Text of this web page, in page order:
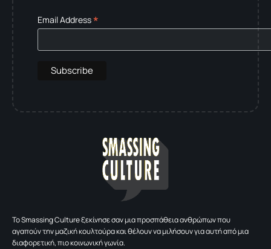
Email Address*
To Smassing Culture ξεκίνησε σαν μια προσπάθεια ανθρώπων που
αγαπούν την μαζική κουλτούρα και θέλουν να μιλήσουν για αυτή από μια
διαφορετική, πιο κοινωνική γωνία.